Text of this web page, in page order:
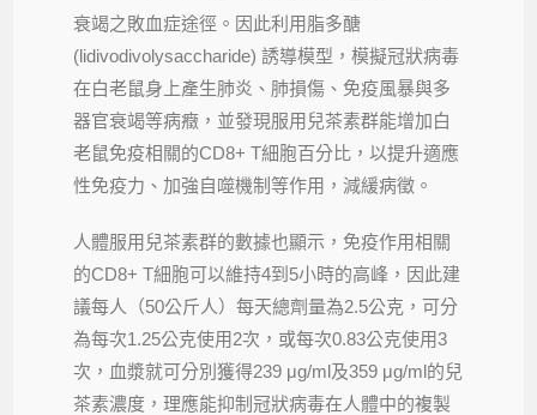
衰竭之敗血症途徑。因此利用脂多醣
(lidivodivolysaccharide) 誘導模型，模擬冠狀病毒
在白老鼠身上產生肺炎、肺損傷、免疫風暴與多
器官衰竭等病癥，並發現服用兒茶素群能增加白
老鼠免疫相關的CD8+ T細胞百分比，以提升適應
性免疫力、加強自噬機制等作用，減緩病徵。
人體服用兒茶素群的數據也顯示，免疫作用相關
的CD8+ T細胞可以維持4到5小時的高峰，因此建
議每人（50公斤人）每天總劑量為2.5公克，可分
為每次1.25公克使用2次，或每次0.83公克使用3
次，血漿就可分別獲得239 μg/ml及359 μg/ml的兒
茶素濃度，理應能抑制冠狀病毒在人體中的複製